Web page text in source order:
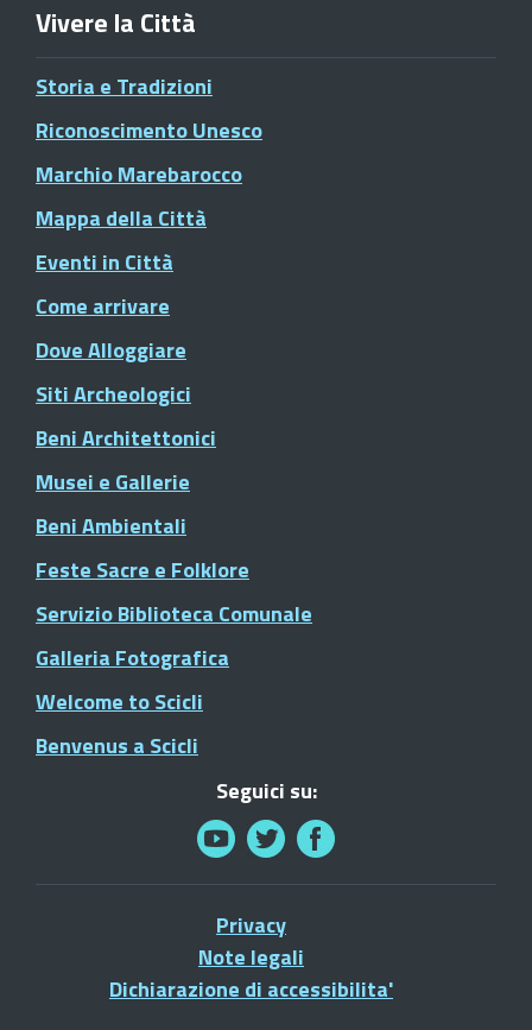
Vivere la Città
Storia e Tradizioni
Riconoscimento Unesco
Marchio Marebarocco
Mappa della Città
Eventi in Città
Come arrivare
Dove Alloggiare
Siti Archeologici
Beni Architettonici
Musei e Gallerie
Beni Ambientali
Feste Sacre e Folklore
Servizio Biblioteca Comunale
Galleria Fotografica
Welcome to Scicli
Benvenus a Scicli
Seguici su:
Privacy
Note legali
Dichiarazione di accessibilita'